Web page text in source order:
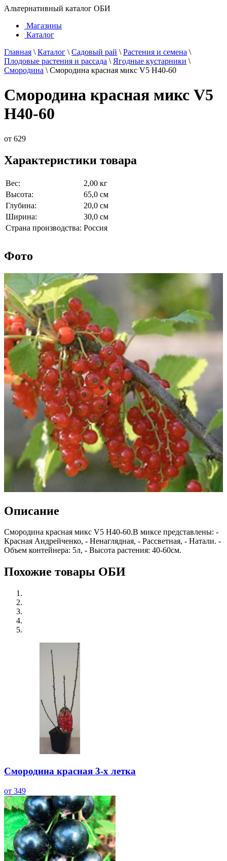
Альтернативный каталог ОБИ
Магазины
Каталог
Главная \ Каталог \ Садовый рай \ Растения и семена \
Плодовые растения и рассада \ Ягодные кустарники \
Смородина \ Смородина красная микс V5 H40-60
Смородина красная микс V5
H40-60
от 629
Характеристики товара
Вес:
2,00 кг
Высота:
65,0 см
Глубина:
20,0 см
Ширина:
30,0 см
Страна производства: Россия
Фото
Описание
Смородина красная микс V5 H40-60.В миксе представлены: -
Красная Андрейченко, - Ненаглядная, - Рассветная, - Натали. -
Объем контейнера: 5л, - Высота растения: 40-60см.
Похожие товары ОБИ
Смородина красная 3-х летка
от 349